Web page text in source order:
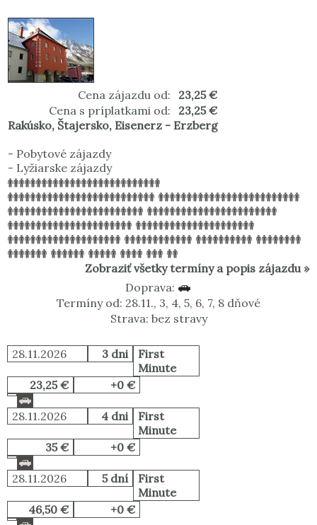
Cena zájazdu od:
23,25 €
Cena s príplatkami od:
23,25 €
Rakúsko, Štajersko, Eisenerz - Erzberg
- Pobytové zájazdy
- Lyžiarske zájazdy
Zobraziť všetky termíny a popis zájazdu »
Doprava:
Termíny od: 28.11., 3, 4, 5, 6, 7, 8 dňové
Strava: bez stravy
28.11.2026 3 dni
First
Minute
23,25 €
+0 €
28.11.2026 4 dni
First
Minute
35 €
+0 €
28.11.2026 5 dní
First
Minute
46,50 €
+0 €